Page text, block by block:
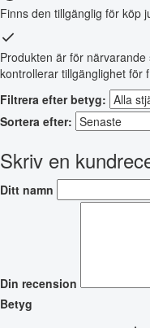
Finns den tillgänglig för köp
Produkten är för
kontrollerar tillgänglighet för
Filtrera efter betyg:
Sortera efter:
Skriv en
Ditt namn
Din recension
Betyg